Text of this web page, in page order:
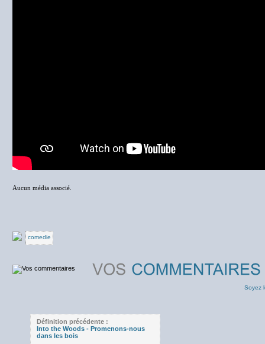
Aucun média associé.
comedie
Soyez
Définition précédente :
Into the Woods - Promenons-nous
dans les bois